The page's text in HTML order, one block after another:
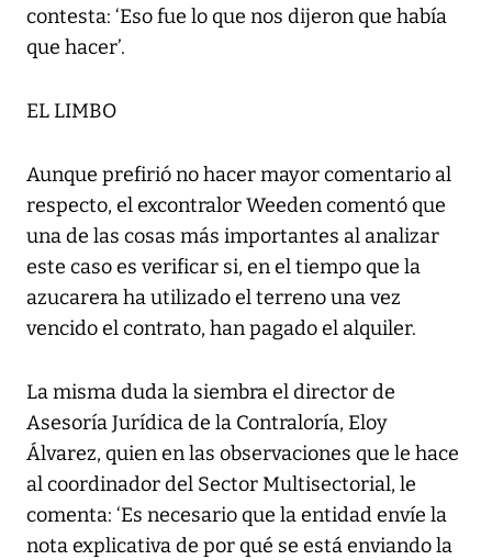
contesta: ‘Eso fue lo que nos dijeron que había
que hacer’.
EL LIMBO
Aunque prefirió no hacer mayor comentario al
respecto, el excontralor Weeden comentó que
una de las cosas más importantes al analizar
este caso es verificar si, en el tiempo que la
azucarera ha utilizado el terreno una vez
vencido el contrato, han pagado el alquiler.
La misma duda la siembra el director de
Asesoría Jurídica de la Contraloría, Eloy
Álvarez, quien en las observaciones que le hace
al coordinador del Sector Multisectorial, le
comenta: ‘Es necesario que la entidad envíe la
nota explicativa de por qué se está enviando la